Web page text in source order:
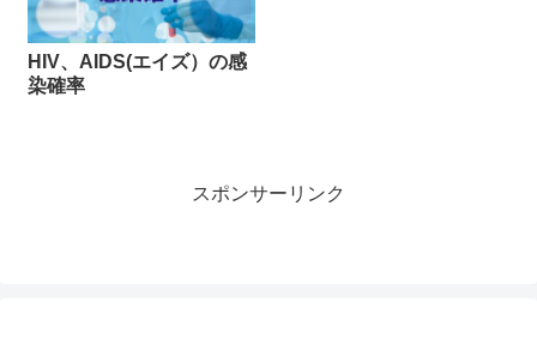
HIV、AIDS(エイズ）の感
染確率
スポンサーリンク